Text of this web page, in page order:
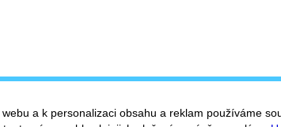
a k personalizaci obsahu a reklam používáme